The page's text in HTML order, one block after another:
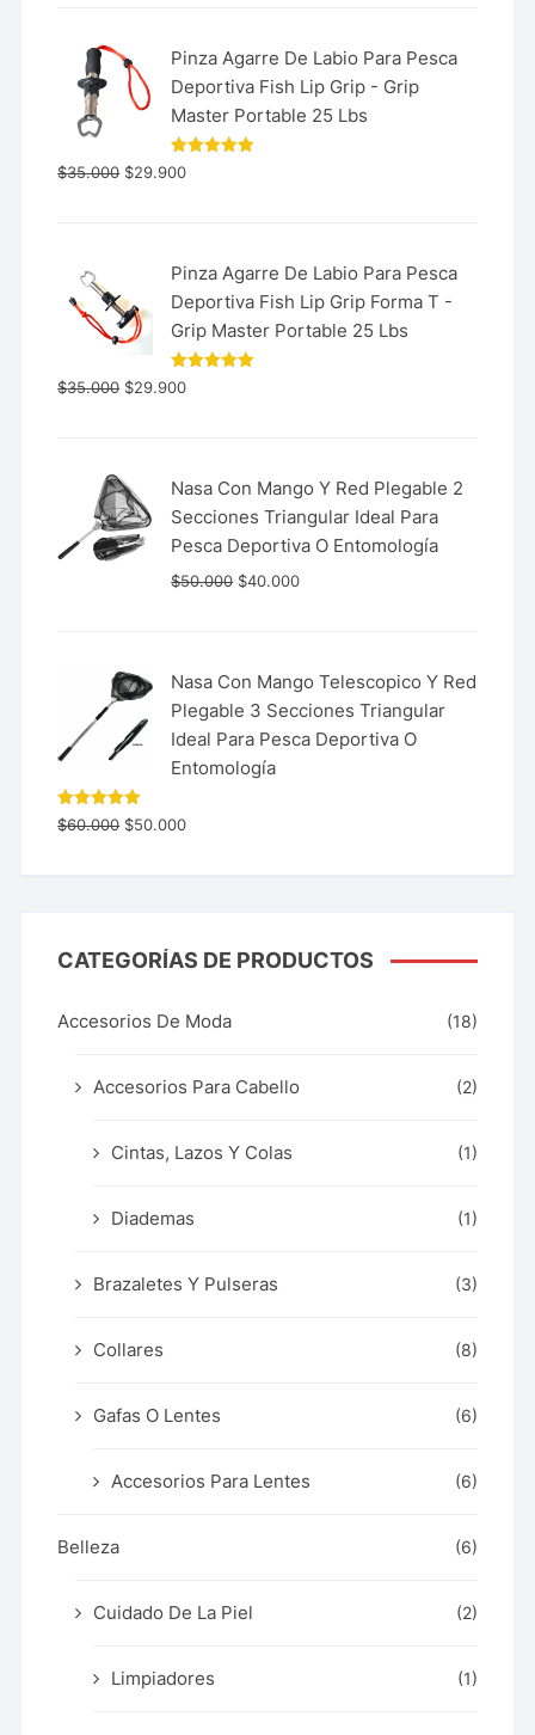
Pinza Agarre De Labio Para Pesca
Deportiva Fish Lip Grip - Grip
Master Portable 25 Lbs
Valorado
con
$35.000 $29.900
Pinza Agarre De Labio Para Pesca
Deportiva Fish Lip Grip Forma T -
Grip Master Portable 25 Lbs
Valorado
con
$35.000 $29.900
Nasa Con Mango Y Red Plegable 2
Secciones Triangular Ideal Para
Pesca Deportiva O Entomología
$50.000 $40.000
Nasa Con Mango Telescopico Y Red
Plegable 3 Secciones Triangular
Ideal Para Pesca Deportiva O
Entomología
Valorado
con5.00
$60.000 $50.000
CATEGORÍAS DE PRODUCTOS
Accesorios De Moda (18)
Accesorios Para Cabello (2)
Cintas, Lazos Y Colas (1)
Diademas (1)
Brazaletes Y Pulseras (3)
Collares (8)
Gafas O Lentes (6)
Accesorios Para Lentes (6)
Belleza (6)
Cuidado De La Piel (2)
Limpiadores (1)